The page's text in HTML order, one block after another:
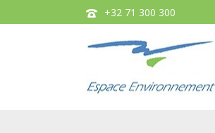
+32 71 300 300